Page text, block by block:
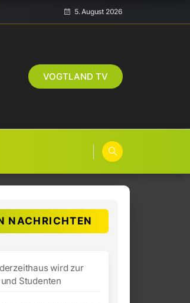
5. August 2026
VOGTLAND TV
NACHRICHTEN
wird zur
Studenten